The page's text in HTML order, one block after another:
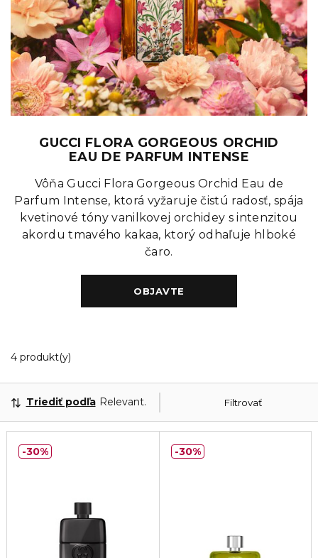
GUCCI FLORA GORGEOUS ORCHID
EAU DE PARFUM INTENSE
Vôňa Gucci Flora Gorgeous Orchid Eau de
Parfum Intense, ktorá vyžaruje čistú radosť, spája
kvetinové tóny vanilkovej orchidey s intenzitou
akordu tmavého kakaa, ktorý odhaľuje hlboké
čaro.
OBJAVTE
4 produkt(y)
Filtrovať
Triediť podľa Relevantnosť
30% 30%